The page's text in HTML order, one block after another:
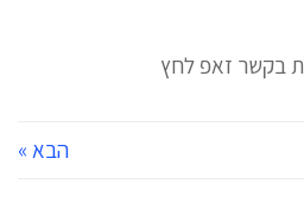
בקשר זאפ לחץ
הבא »